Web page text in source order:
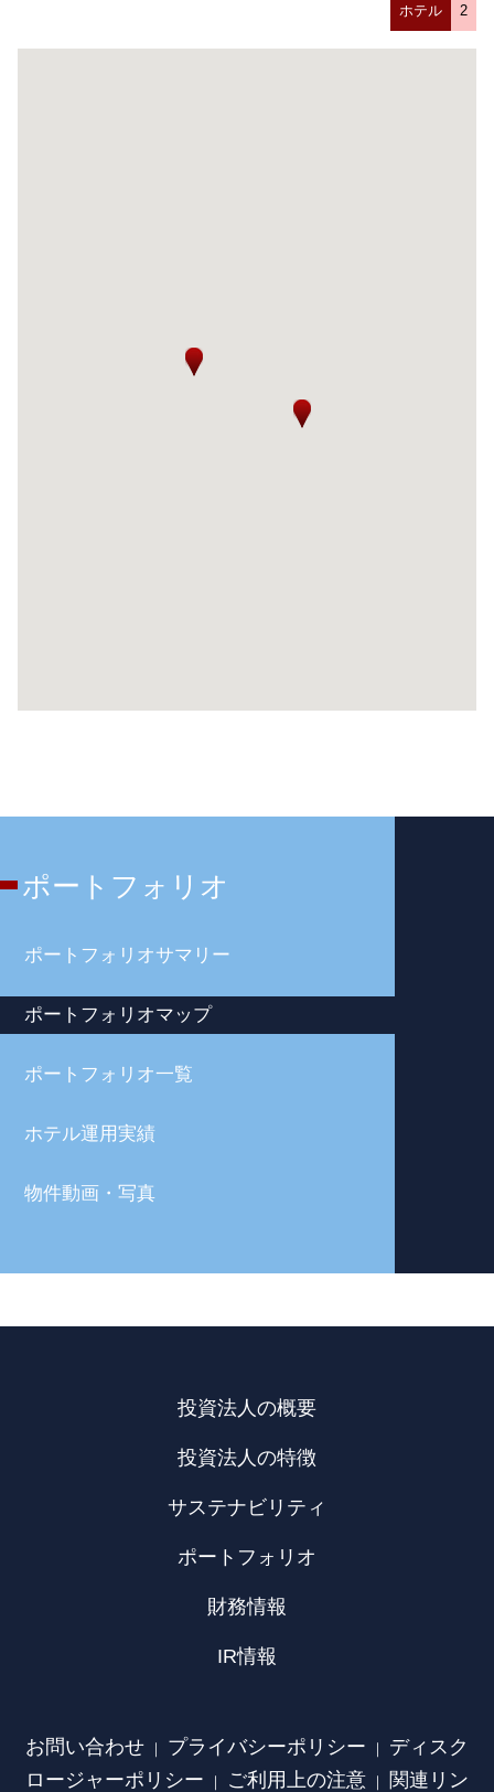
ホテル 2
ポートフォリオ
ポートフォリオサマリー
ポートフォリオマップ
ポートフォリオ一覧
ホテル運用実績
物件動画・写真
投資法人の概要
投資法人の特徴
サステナビリティ
ポートフォリオ
財務情報
IR情報
お問い合わせ ｜ プライバシーポリシー ｜ ディスク
ロージャーポリシー ｜ ご利用上の注意 ｜ 関連リン